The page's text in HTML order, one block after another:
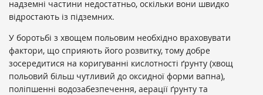
надземні частини недостатньо, оскільки вони швидко
відростають із підземних.
У боротьбі з хвощем польовим необхідно враховувати
фактори, що сприяють його розвитку, тому добре
зосередитися на коригуванні кислотності ґрунту (хвощ
польовий більш чутливий до оксидної форми вапна),
поліпшенні водозабезпечення, аерації ґрунту та